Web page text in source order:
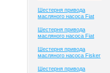
Шестерня привода
масляного насоса Fiat
Шестерня привода
масляного насоса Fiat
Шестерня привода
масляного насоса Fisker
Шестерня привода